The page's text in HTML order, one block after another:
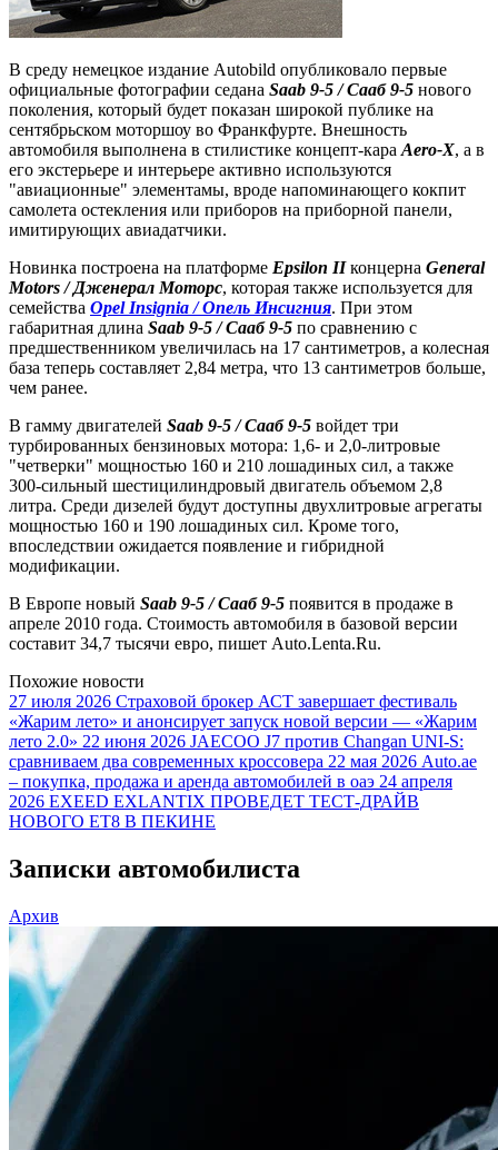
В среду немецкое издание Autobild опубликовало первые
официальные фотографии седана Saab 9-5 / Сааб 9-5 нового
поколения, который будет показан широкой публике на
сентябрьском моторшоу во Франкфурте. Внешность
автомобиля выполнена в стилистике концепт-кара Aero-X, а в
его экстерьере и интерьере активно используются
"авиационные" элементамы, вроде напоминающего кокпит
самолета остекления или приборов на приборной панели,
имитирующих авиадатчики.
Новинка построена на платформе Epsilon IIконцерна General
Motors / Дженерал Моторс, которая также используется для
семейства Opel Insignia / Опель Инсигния. При этом
габаритная длина Saab 9-5 / Сааб 9-5 по сравнению с
предшественником увеличилась на 17 сантиметров, а колесная
база теперь составляет 2,84 метра, что 13 сантиметров больше,
чем ранее.
В гамму двигателей Saab 9-5 / Сааб 9-5 войдет три
турбированных бензиновых мотора: 1,6- и 2,0-литровые
"четверки" мощностью 160 и 210 лошадиных сил, а также
300-сильный шестицилиндровый двигатель объемом 2,8
литра. Среди дизелей будут доступны двухлитровые агрегаты
мощностью 160 и 190 лошадиных сил. Кроме того,
впоследствии ожидается появление и гибридной
модификации.
В Европе новый Saab 9-5 / Сааб 9-5 появится в продаже в
апреле 2010 года. Стоимость автомобиля в базовой версии
составит 34,7 тысячи евро, пишет Auto.Lenta.Ru.
Похожие новости
27 июля 2026 Страховой брокер АСТ завершает фестиваль
«Жарим лето» и анонсирует запуск новой версии — «Жарим
лето 2.0» 22 июня 2026 JAECOO J7 против Changan UNI-S:
сравниваем два современных кроссовера 22 мая 2026 Auto.ae
– покупка, продажа и аренда автомобилей в оаэ 24 апреля
2026 EXEED EXLANTIX ПРОВЕДЕТ ТЕСТ-ДРАЙВ
НОВОГО ET8 В ПЕКИНЕ
Записки автомобилиста
Архив